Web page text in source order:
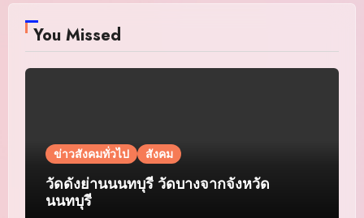
You Missed
ข่าวสังคมทั่วไป สังคม
วัดดังย่านนนทบุรี วัดบางจากจังหวัด
นนทบุรี